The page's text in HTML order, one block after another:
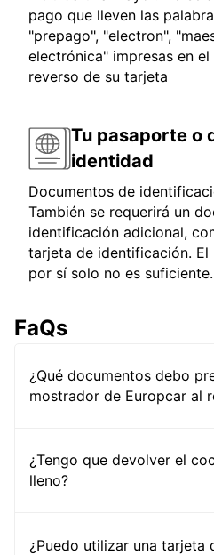
pago que lleven las
"prepago", "electron",
electrónica" impresas en
reverso de su tarjeta
Tu pasaporte o
identidad
Documentos de
También se requerirá un
identificación adicional,
tarjeta de identificación.
por sí solo no es suficiente.
FaQs
¿Qué documentos debo
mostrador de Europcar al
¿Tengo que devolver el
lleno?
¿Puedo utilizar una tarjeta